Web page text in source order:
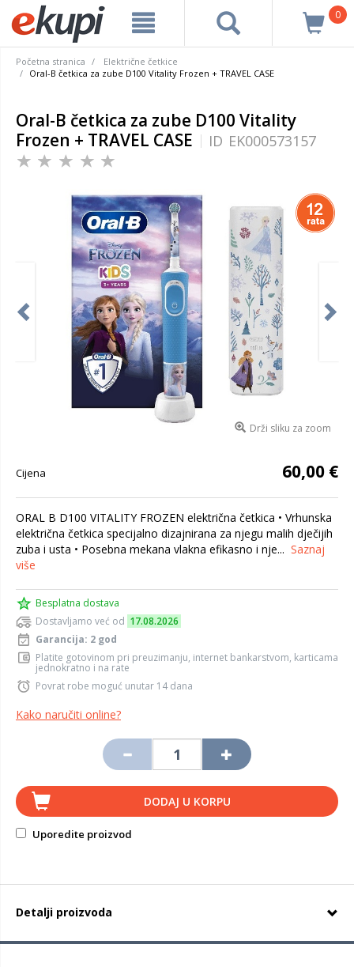
0
Početna stranica
Električne četkice
Oral-B četkica za zube D100 Vitality Frozen + TRAVEL CASE
Oral-B četkica za zube D100 Vitality
Frozen + TRAVEL CASE
ID EK000573157
Drži sliku za zoom
Cijena 60,00 €
ORAL B D100 VITALITY FROZEN električna četkica • Vrhunska
električna četkica specijalno dizajnirana za njegu malih dječijih
zuba i usta • Posebna mekana vlakna efikasno i nje... Saznaj
više
Besplatna dostava
Dostavljamo već od 17.08.2026
Garancija: 2 god
Platite gotovinom pri preuzimanju, internet bankarstvom, karticama
jednokratno i na rate
Povrat robe moguć unutar 14 dana
Kako naručiti online?
DODAJ U KORPU
Uporedite proizvod
Detalji proizvoda